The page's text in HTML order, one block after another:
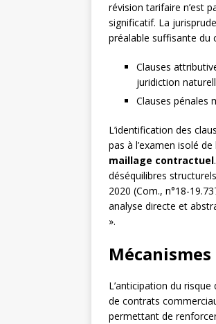
révision tarifaire n’est
significatif. La
préalable suffisante du
Clauses
juridiction
Clauses pénales
L’identification des
pas à l’examen isolé
maillage contractuel
déséquilibres
2020 (Com., n°18-
analyse directe et
».
L’anticipation du
de contrats
permettant de